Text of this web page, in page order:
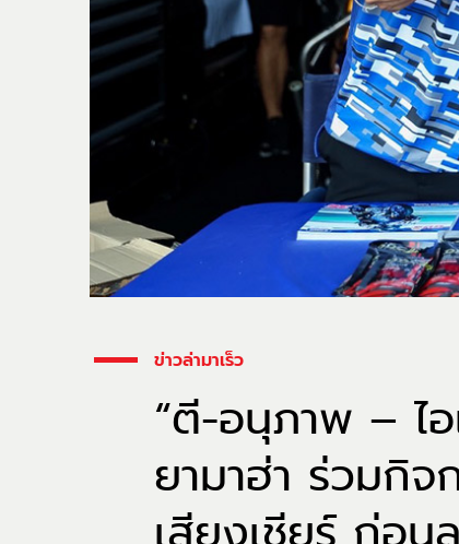
ข่าวล่ามาเร็ว
“ตี-อนุภาพ – ไ
ยามาฮ่า ร่วมกิ